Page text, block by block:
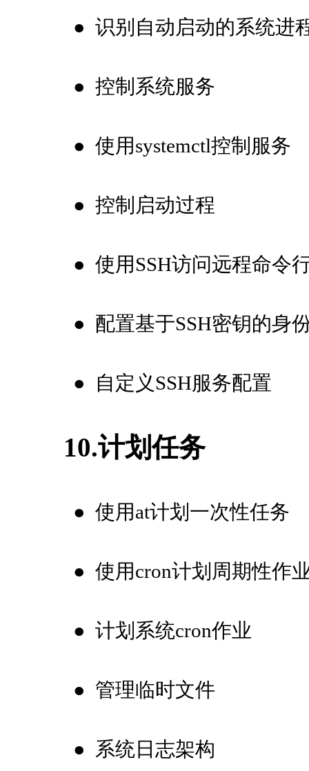
● 识别自动启动的系统进
● 控制系统服务
● 使用systemctl控制服务
● 控制启动过程
● 使用SSH访问远程命令
● 配置基于SSH密钥的身
● 自定义SSH服务配置
10.计划任务
● 使用at计划一次性任务
● 使用cron计划周期性作
● 计划系统cron作业
● 管理临时文件
● 系统日志架构